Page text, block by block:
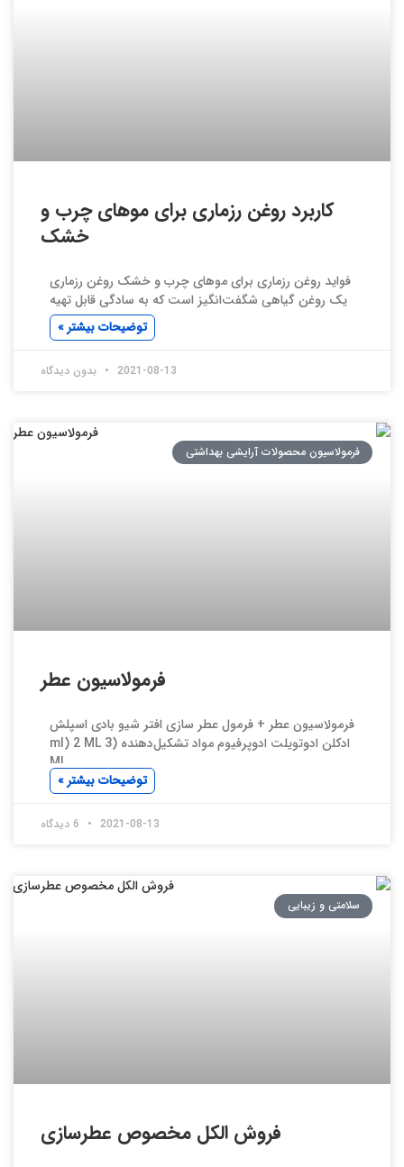
کاربرد روغن رزماری برای موهای چرب و
خشک
فواید روغن رزماری برای موهای چرب و خشک روغن رزماری
یک روغن گیاهی شگفت‌انگیز است که به سادگی قابل تهیه
توضیحات بیشتر »
2021-08-13 بدون دیدگاه
فرمولاسیون محصولات آرایشی بهداشتی
فرمولاسیون عطر
فرمولاسیون عطر + فرمول عطر سازی افتر شیو بادی اسپلش
ادکلن ادوتویلت ادوپرفیوم مواد تشکیل‌دهنده (ml) 2 ML 3
ML
توضیحات بیشتر »
2021-08-13
سلامتی و زیبایی
فروش الکل مخصوص عطرسازی